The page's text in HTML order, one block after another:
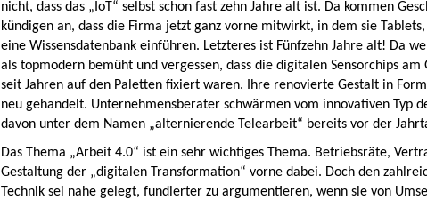
nicht, dass das „IoT“ selbst schon fast zehn Jahre alt ist. Da kommen
kündigen an, dass die Firma jetzt ganz vorne mitwirkt, in dem sie
eine Wissensdatenbank einführen. Letzteres ist Fünfzehn Jahre alt! Da
als topmodern bemüht und vergessen, dass die digitalen Sensorchips am
seit Jahren auf den Paletten fixiert waren. Ihre renovierte Gestalt in
neu gehandelt. Unternehmensberater schwärmen vom innovativen Typ
davon unter dem Namen „alternierende Telearbeit“ bereits vor der
Das Thema „Arbeit 4.0“ ist ein sehr wichtiges Thema. Betriebsräte,
Gestaltung der „digitalen Transformation“ vorne dabei. Doch den
Technik sei nahe gelegt, fundierter zu argumentieren, wenn sie von